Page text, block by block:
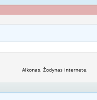
Alkonas. Žodynas internete.